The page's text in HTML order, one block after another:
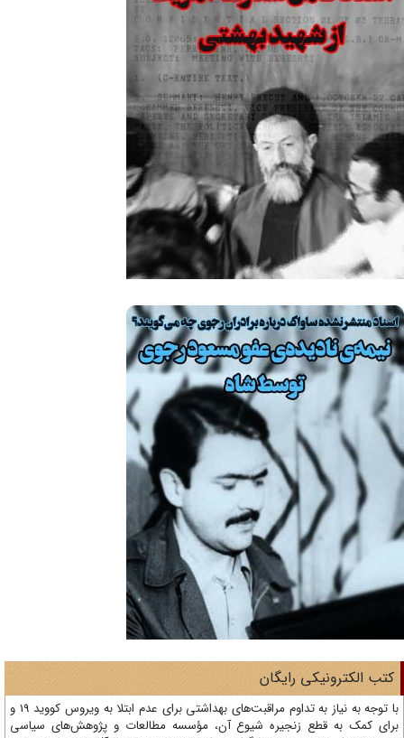
الکترونیکی رایگان
با توجه به نیاز به تداوم مراقبت‌های بهداشتی برای عدم ابتلا به ویروس کووید 19 و
کمک به قطع زنجیره شیوع آن، مؤسسه مطالعات و پژوهش‌های سیاسی